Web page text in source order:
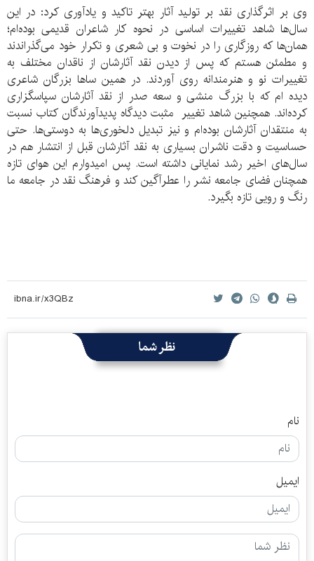
وی بر اثرگذاری نقد بر تولید آثار بهتر تاکید و یادآوری کرد: در این
سال‌ها شاهد تغییرات اساسی در نحوه کار شاعران قدیمی بوده‌ام؛
همان‌ها که روزگاری را در نخوت و بی شعری و تکرار خود می‌گذراندند
و مطمئن هستم که پس از دیدن نقد آثارشان از ناقدان مختلف به
تغییرات نو و هنرمندانه روی آوردند. در همین سا‌ها بزرگان شاعری
دیده ام که با بزرگ منشی و سعه صدر از نقد آثارشان سپاسگزاری
کرده‌اند. همچنین شاهد تغییر مثبت دیدگاه پدیدآورندگان کتاب نسبت
به منتقدان آثارشان بوده‌ام و نیز تبدیل دلخوری‌ها به دوستی‌ها. حتی
حساسیت و دقت ناشران بسیاری به نقد آثارشان قبل از انتشار هم در
سال‌های اخیر رشد نمایانی داشته است. پس امیدوارم این هوای تازه
همچنان فضای جامعه نشر را عطرآگین کند و فرهنگ نقد در جامعه ما
رنگ و رویی تازه بگیرد.
نظر شما
نام
ایمیل